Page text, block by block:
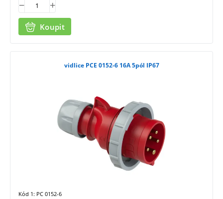
Koupit
vidlice PCE 0152-6 16A 5pól IP67
Kód 1: PC 0152-6